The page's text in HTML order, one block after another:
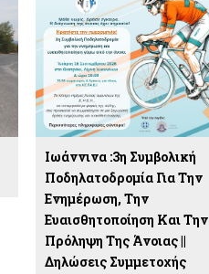
Ιωάννινα :3η Συμβολική
Ποδηλατοδρομία Για Την
Ενημέρωση, Την
Ευαισθητοποίηση Και Την
Πρόληψη Της Άνοιας ||
Δηλώσεις Συμμετοχής